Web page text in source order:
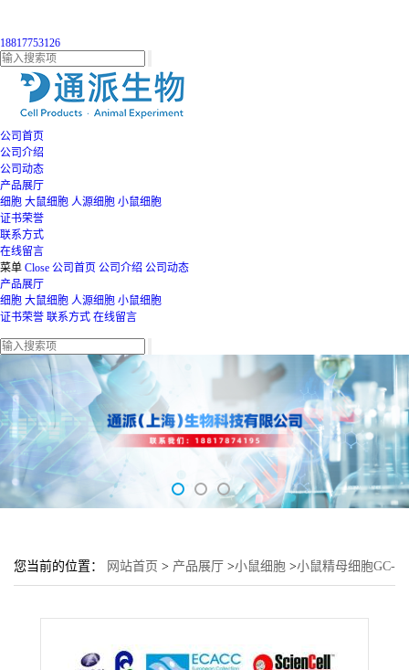
18817753126
公司首页
公司介绍
公司动态
产品展厅
细胞 大鼠细胞 人源细胞 小鼠细胞
证书荣誉
联系方式
在线留言
菜单 Close 公司首页 公司介绍 公司动态
产品展厅
细胞 大鼠细胞 人源细胞 小鼠细胞
证书荣誉 联系方式 在线留言
您当前的位置： 网站首页 > 产品展厅 >小鼠细胞 >小鼠精母细胞GC-